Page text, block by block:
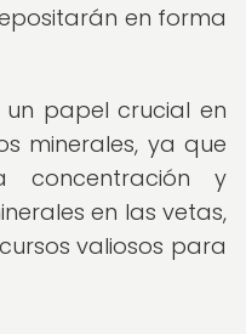
en forma
un papel crucial en
minerales, ya que
concentración y
en las vetas,
valiosos para